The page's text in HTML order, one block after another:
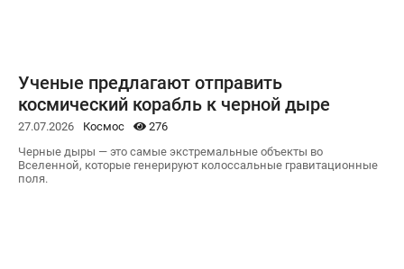
Ученые предлагают отправить
космический корабль к черной дыре
27.07.2026 Космос
276
Черные дыры — это самые экстремальные объекты во
Вселенной, которые генерируют колоссальные гравитационные
поля.